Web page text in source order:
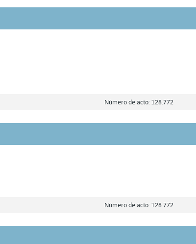
Número de acto: 128.772
Número de acto: 128.772